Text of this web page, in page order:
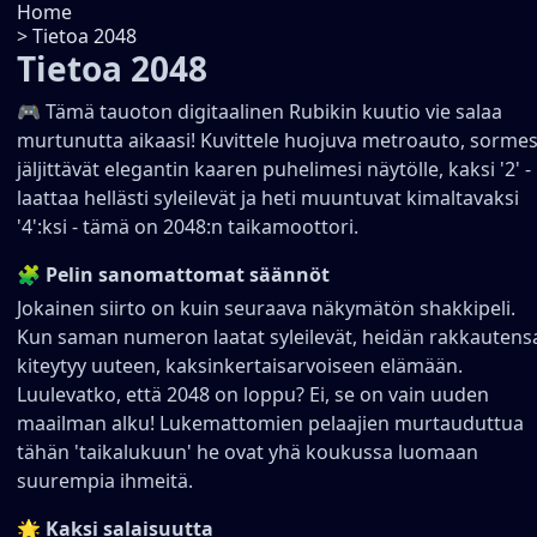
Home
>Tietoa 2048
Tietoa 2048
🎮 Tämä tauoton digitaalinen Rubikin kuutio vie salaa
murtunutta aikaasi! Kuvittele huojuva metroauto,
jäljittävät elegantin kaaren puhelimesi näytölle, kaksi '2' -
laattaa hellästi syleilevät ja heti muuntuvat kimaltavaksi
'4':ksi - tämä on 2048:n taikamoottori.
🧩 Pelin sanomattomat säännöt
Jokainen siirto on kuin seuraava näkymätön shakkipeli.
Kun saman numeron laatat syleilevät, heidän
kiteytyy uuteen, kaksinkertaisarvoiseen elämään.
Luulevatko, että 2048 on loppu? Ei, se on vain uuden
maailman alku! Lukemattomien pelaajien murtauduttua
tähän 'taikalukuun' he ovat yhä koukussa luomaan
suurempia ihmeitä.
🌟 Kaksi salaisuutta